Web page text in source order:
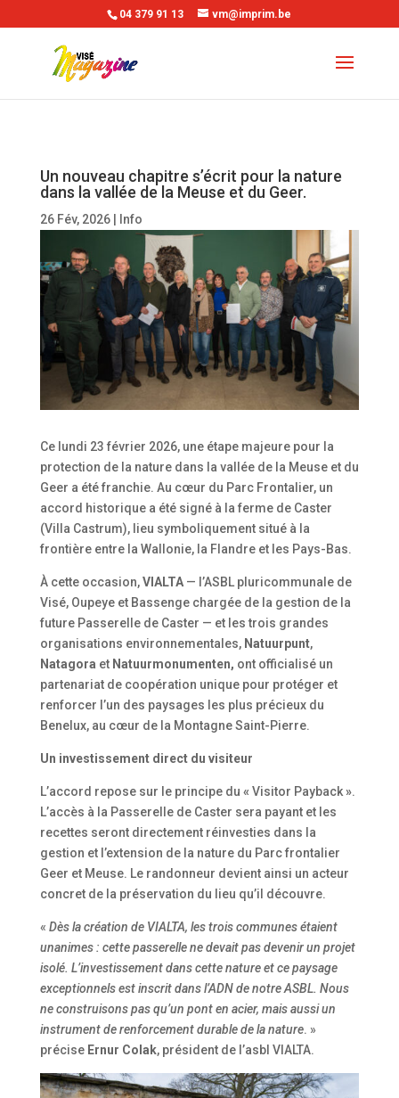
04 379 91 13 vm@imprim.be
Un nouveau chapitre s’écrit pour la nature
dans la vallée de la Meuse et du Geer.
26 Fév, 2026| Info
Ce lundi 23 février 2026, une étape majeure pour la
protection de la nature dans la vallée de la Meuse et du
Geer a été franchie. Au cœur du Parc Frontalier, un
accord historique a été signé à la ferme de Caster
(Villa Castrum), lieu symboliquement situé à la
frontière entre la Wallonie, la Flandre et les Pays-Bas.
À cette occasion,VIALTA — l’ASBL pluricommunale de
Visé, Oupeye et Bassenge chargée de la gestion de la
future Passerelle de Caster — et les trois grandes
organisations environnementales, Natuurpunt,
Natagora et Natuurmonumenten, ont officialisé un
partenariat de coopération unique pour protéger et
renforcer l’un des paysages les plus précieux du
Benelux, au cœur de la Montagne Saint-Pierre.
Un investissement direct du visiteur
L’accord repose sur le principe du « Visitor Payback».
L’accès à la Passerelle de Caster sera payant et les
recettes seront directement réinvesties dans la
gestion et l’extension de la nature du Parc frontalier
Geer et Meuse. Le randonneur devient ainsi un acteur
concret de la préservation du lieu qu’il découvre.
« Dès la création de VIALTA, les trois communes étaient
unanimes : cette passerelle ne devait pas devenir un projet
isolé. L’investissement dans cette nature et ce paysage
exceptionnels est inscrit dans l’ADN de notre ASBL. Nous
ne construisons pas qu’un pont en acier, mais aussi un
instrument de renforcement durable de la nature. »
précise Ernur Colak, président de l’asbl VIALTA.